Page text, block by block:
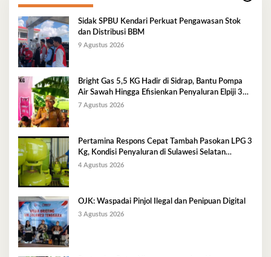
Sidak SPBU Kendari Perkuat Pengawasan Stok
dan Distribusi BBM
9 Agustus 2026
Bright Gas 5,5 KG Hadir di Sidrap, Bantu Pompa
Air Sawah Hingga Efisienkan Penyaluran Elpiji 3
Kg
7 Agustus 2026
Pertamina Respons Cepat Tambah Pasokan LPG 3
Kg, Kondisi Penyaluran di Sulawesi Selatan
Berlangsung Kondusif
4 Agustus 2026
OJK: Waspadai Pinjol Ilegal dan Penipuan Digital
3 Agustus 2026